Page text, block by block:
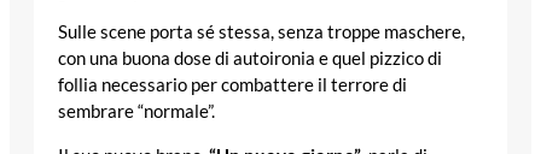
Sulle scene porta sé stessa, senza troppe maschere,
con una buona dose di autoironia e quel pizzico di
follia necessario per combattere il terrore di
sembrare “normale”.